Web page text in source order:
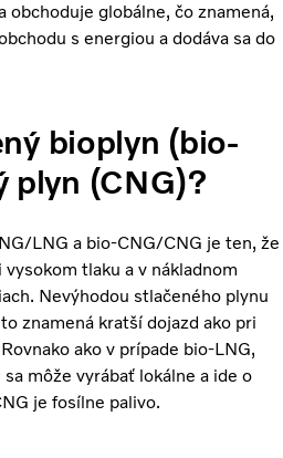
obchoduje globálne, čo znamená,
s energiou a dodáva sa do
bioplyn (bio-
plyn (CNG)?
LNG a bio-CNG/CNG je ten, že
tlaku a v nákladnom
Nevýhodou stlačeného plynu
znamená kratší dojazd ako pri
ako v prípade bio-LNG,
môže vyrábať lokálne a ide o
je fosílne palivo.